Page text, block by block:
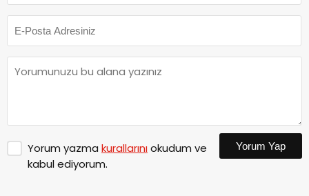
Yorum yazma kurallarınıokudum ve
kabul ediyorum.
Yorum Yap